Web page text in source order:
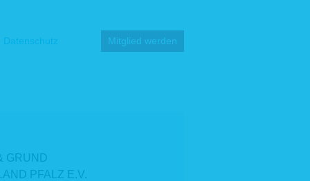
Datenschutz Mitglied werden
GRUND
PFALZ E.V.